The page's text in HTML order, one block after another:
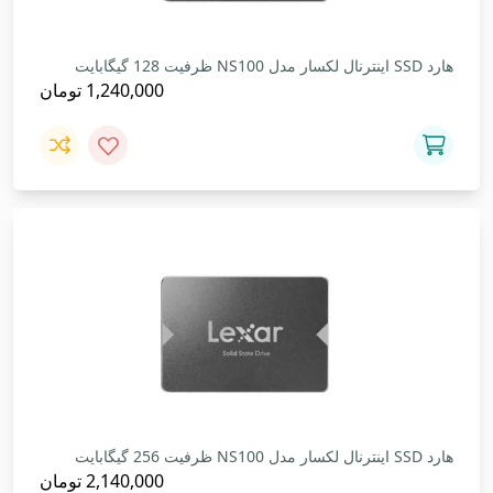
هارد SSD اینترنال لکسار مدل NS100 ظرفیت 128 گیگابایت
1,240,000 تومان
هارد SSD اینترنال لکسار مدل NS100 ظرفیت 256 گیگابایت
2,140,000تومان